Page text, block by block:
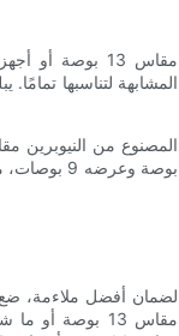
لضمان أفضل ملاءمة،